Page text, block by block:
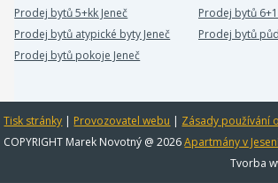
Prodej bytů 5+kk Jeneč
Prodej bytů
Prodej bytů atypické byty Jeneč
Prodej bytů
Prodej bytů pokoje Jeneč
Tisk stránky | Provozovatel webu | Zásady používání
COPYRIGHT Marek Novotný @ 2026Apartmány v
Tvorba